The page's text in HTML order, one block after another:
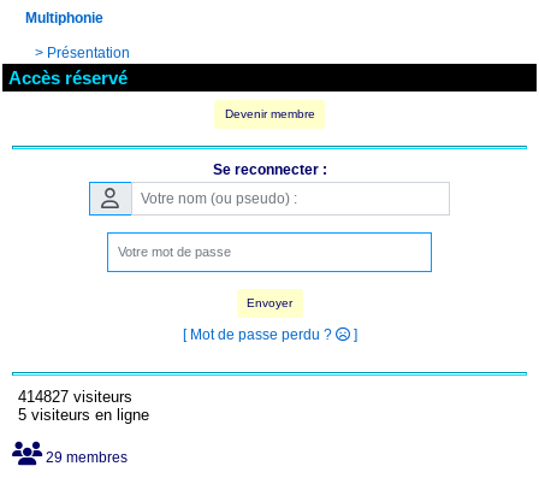
Multiphonie
> Présentation
Accès réservé
Devenir membre
Se reconnecter :
Envoyer
[ Mot de passe perdu ? ]
414827 visiteurs
5 visiteurs en ligne
29 membres